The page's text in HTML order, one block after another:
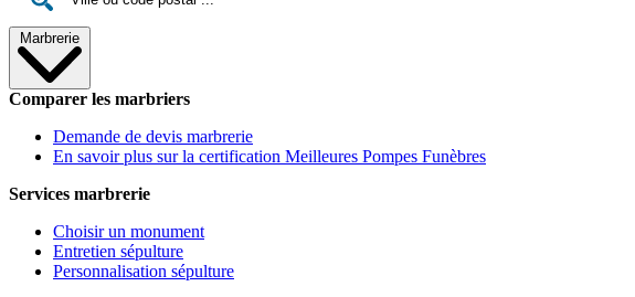
Marbrerie
Comparer les marbriers
Demande de devis marbrerie
En savoir plus sur la certification Meilleures Pompes Funèbres
Services marbrerie
Choisir un monument
Entretien sépulture
Personnalisation sépulture